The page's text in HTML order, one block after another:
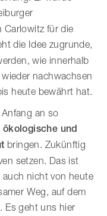
Carlowitz für die
die Idee zugrunde,
wie innerhalb
nachwachsen
heute bewährt hat.
an so
und
bringen. Zukünftig
setzen. Das ist
auch nicht von heute
Weg, auf dem
Es geht uns hier